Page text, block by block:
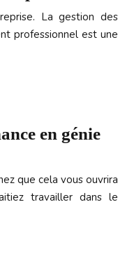
La gestion des
professionnel est une
en génie
que cela vous ouvrira
travailler dans le